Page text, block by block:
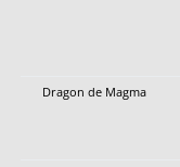
Dragon de Magma